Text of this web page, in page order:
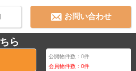
お問い合わせ
ら
公開物件数：0件
会員物件数：0件